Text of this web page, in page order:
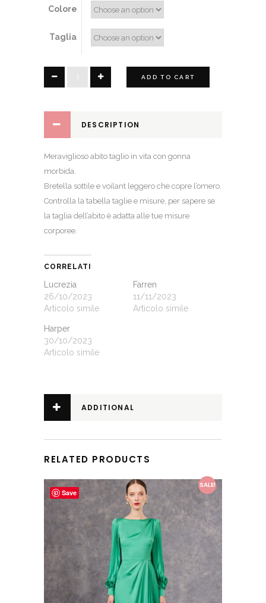
Colore
Taglia
Clizia
quantity
ADD TO CART
DESCRIPTION
Meraviglioso abito taglio in vita con gonna
morbida.
Bretella sottile e voilant leggero che copre l’omero.
Controlla la tabella taglie e misure, per sapere se
la taglia dell’abito è adatta alle tue misure
corporee.
CORRELATI
Lucrezia
26/10/2023
Articolo simile
Farren
11/11/2023
Articolo simile
Harper
30/10/2023
Articolo simile
ADDITIONAL
RELATED PRODUCTS
Save
SALE!
This product has multiple variants. The options may be chosen on the product page